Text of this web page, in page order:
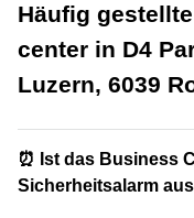
Häufig
center in D4
Luzern, 6039
⏰ Ist das Business
Sicherheitsalarm